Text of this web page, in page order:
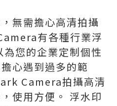
無需擔心高清拍攝
有各種行業浮
您的企業定制個性
心遇到過多的範
Camera拍攝高清
使用方便。 浮水印